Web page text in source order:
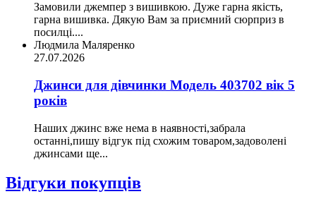
Замовили джемпер з вишивкою. Дуже гарна якість,
гарна вишивка. Дякую Вам за приємний сюрприз в
посилці....
Людмила Маляренко
27.07.2026
Джинси для дівчинки Модель 403702 вік 5
років
Наших джинс вже нема в наявності,забрала
останні,пишу відгук під схожим товаром,задоволені
джинсами ще...
Відгуки покупців